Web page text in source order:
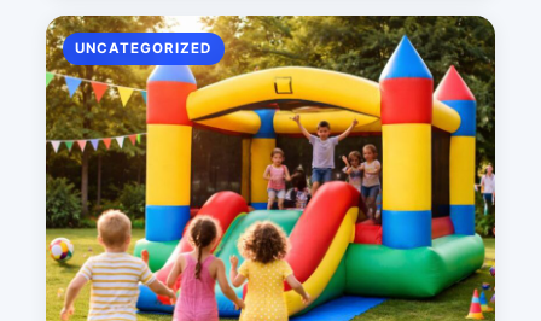
UNCATEGORIZED